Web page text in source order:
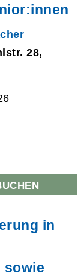
28,
in